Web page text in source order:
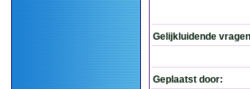
Gelijkluidende
Geplaatst door: